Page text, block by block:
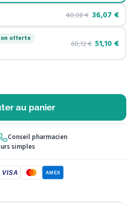
40,08€ 36,07 €
offerte
60,12€ 51,10 €
au panier
Conseil pharmacien
simples
VISA AMEX